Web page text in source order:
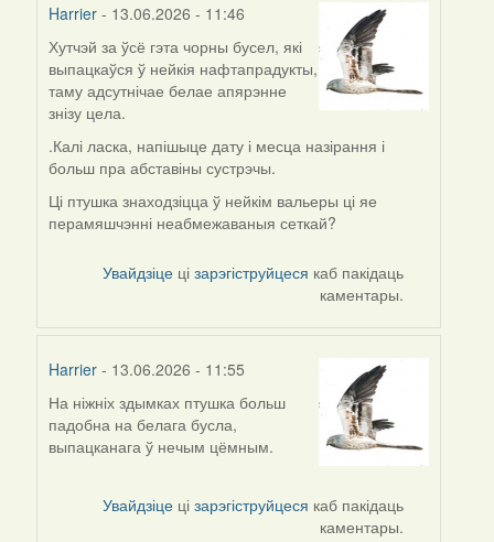
Harrier - 13.06.2026 - 11:46
Хутчэй за ўсё гэта чорны бусел, які
выпацкаўся ў нейкія нафтапрадукты,
таму адсутнічае белае апярэнне
знізу цела.
.Калі ласка, напішыце дату і месца назірання і
больш пра абставіны сустрэчы.
Ці птушка знаходзіцца ў нейкім вальеры ці яе
перамяшчэнні неабмежаваныя сеткай?
Увайдзіце цізарэгіструйцеся каб пакідаць
каментары.
Harrier - 13.06.2026 - 11:55
На ніжніх здымках птушка больш
падобна на белага бусла,
выпацканага ў нечым цёмным.
Увайдзіце цізарэгіструйцеся каб пакідаць
каментары.